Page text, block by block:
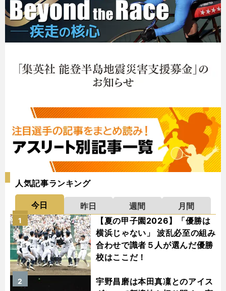
人気記事ランキング
今日 昨日 週間
月間
【夏の甲子園2026】「優勝は
横浜じゃない」 波乱必至の組み
合わせで識者５人が選んだ優勝
校はここだ！
1
宇野昌磨は本田真凜とのアイス
2